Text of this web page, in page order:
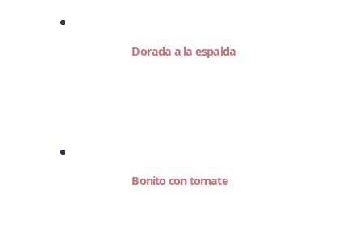
Dorada a la espalda
Bonito con tomate